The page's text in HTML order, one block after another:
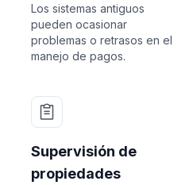
Los sistemas antiguos
pueden ocasionar
problemas o retrasos en el
manejo de pagos.
Supervisión de
propiedades